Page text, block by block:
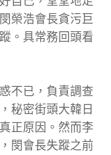
榮浩會長貪污巨
。具常務回頭看
不已，負責調查
秘密街頭大韓日
正原因。然而李
閔會長失蹤之前